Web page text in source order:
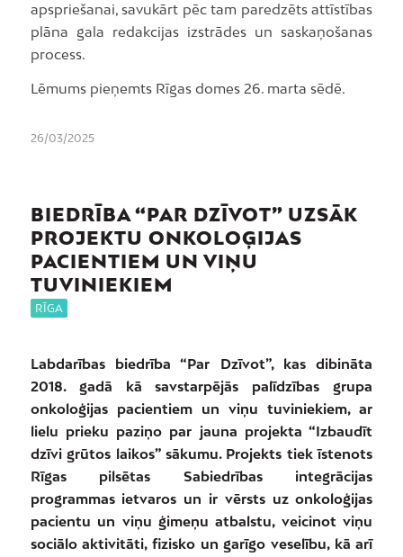
apspriešanai, savukārt pēc tam paredzēts attīstības
plāna gala redakcijas izstrādes un saskaņošanas
process.
Lēmums pieņemts Rīgas domes 26. marta sēdē.
26/03/2025
BIEDRĪBA “PAR DZĪVOT” UZSĀK
PROJEKTU ONKOLOĢIJAS
PACIENTIEM UN VIŅU
TUVINIEKIEM
RĪGA
Labdarības biedrība “Par Dzīvot”, kas dibināta
2018. gadā kā savstarpējās palīdzības grupa
onkoloģijas pacientiem un viņu tuviniekiem, ar
lielu prieku paziņo par jauna projekta “Izbaudīt
dzīvi grūtos laikos” sākumu. Projekts tiek īstenots
Rīgas pilsētas Sabiedrības integrācijas
programmas ietvaros un ir vērsts uz onkoloģijas
pacientu un viņu ģimeņu atbalstu, veicinot viņu
sociālo aktivitāti, fizisko un garīgo veselību, kā arī